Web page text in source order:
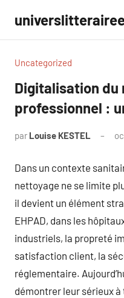
contenu
Uncategorized
Digitalisation du
professionnel :
par Louise KESTEL
Dans un contexte
nettoyage ne se limite
il devient un élément
EHPAD, dans les
industriels, la propreté
satisfaction client, la
réglementaire.
démontrer leur sérieux